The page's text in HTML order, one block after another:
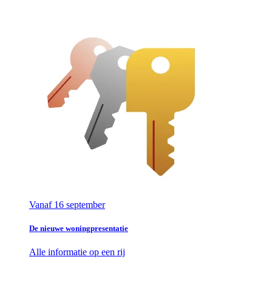
Vanaf 16 september
De nieuwe woningpresentatie
Alle informatie op een rij